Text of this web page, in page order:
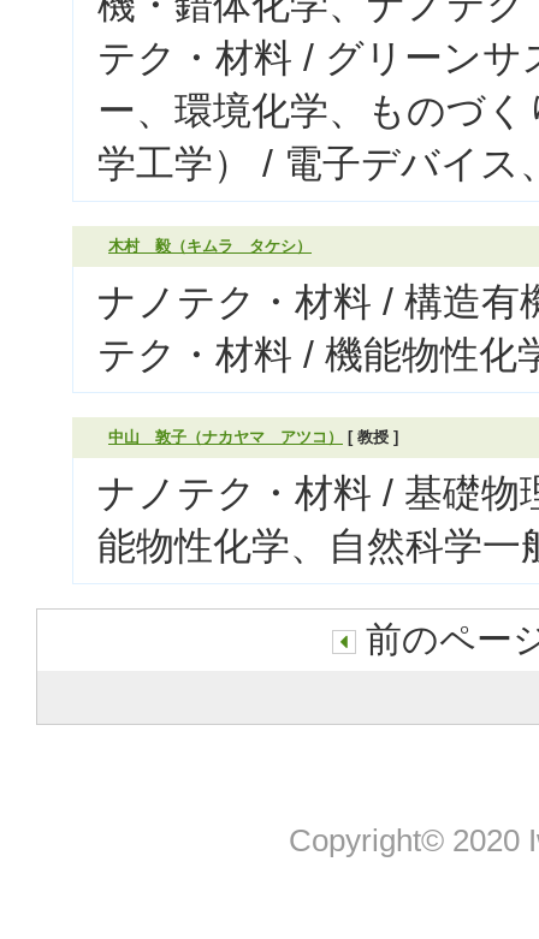
テク・材料 / グリーン
ー、環境化学、ものづ
学工学） / 電子デバイス
木村 毅（キムラ タケシ）
ナノテク・材料 / 構造有
テク・材料 / 機能物性化
中山 敦子（ナカヤマ アツコ） [ 教授 ]
ナノテク・材料 / 基礎物
能物性化学、自然科学
前のペー
Copyright© 2020